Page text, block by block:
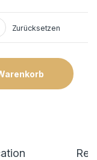
Zurücksetzen